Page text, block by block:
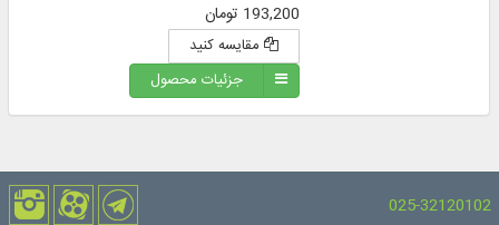
193,200 تومان
مقایسه کنید
جزئیات محصول
025-32120102